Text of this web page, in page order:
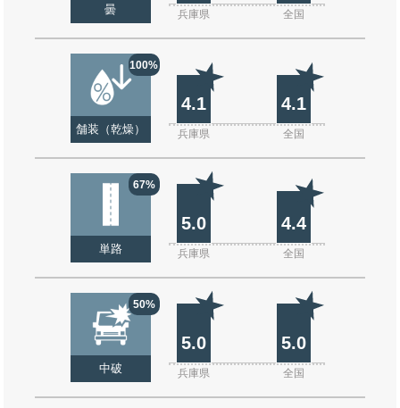
曇 兵庫県 全国
100%
舗装（乾燥）
4.1 4.1
兵庫県 全国
67%
単路
5.0 4.4
兵庫県 全国
50%
中破
5.0 5.0
兵庫県 全国